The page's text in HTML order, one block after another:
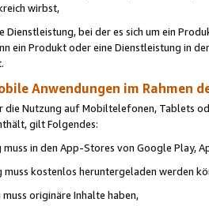
wirbst,
bei der es sich um ein
ein Produkt oder eine Dienstleistung in
Anwendungen im Rahmen
die Nutzung auf Mobiltelefonen, Tablets
gilt Folgendes:
muss in den App-Stores von Google Play,
muss kostenlos heruntergeladen werden
originäre Inhalte haben,